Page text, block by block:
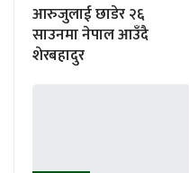
आरुजुलाई छाडेर २६
साउनमा नेपाल आउँदै
शेरबहादुर